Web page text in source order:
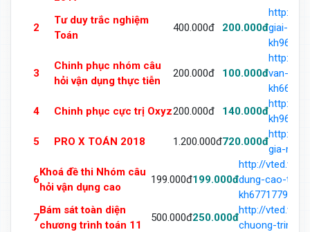
2
Tư duy trắc nghiệm
Toán
400.000đ 200.000đ
http://
giai-
3
Chinh phục nhóm câu
hỏi vận dụng thực tiễn
200.000đ 100.000đ
http://
van-
4
Chinh phục cực trị Oxyz200.000đ 140.000đ
http://
5
PRO X TOÁN 2018 1.200.000đ720.000đ
http://
gia-
6
Khoá đề thi Nhóm câu
hỏi vận dụng cao
199.000đ199.000đ
http://vted.vn/
dung-cao-
7
Bám sát toàn diện
chương trình toán 11
500.000đ250.000đ
http://vted.vn/
chuong-trinh-